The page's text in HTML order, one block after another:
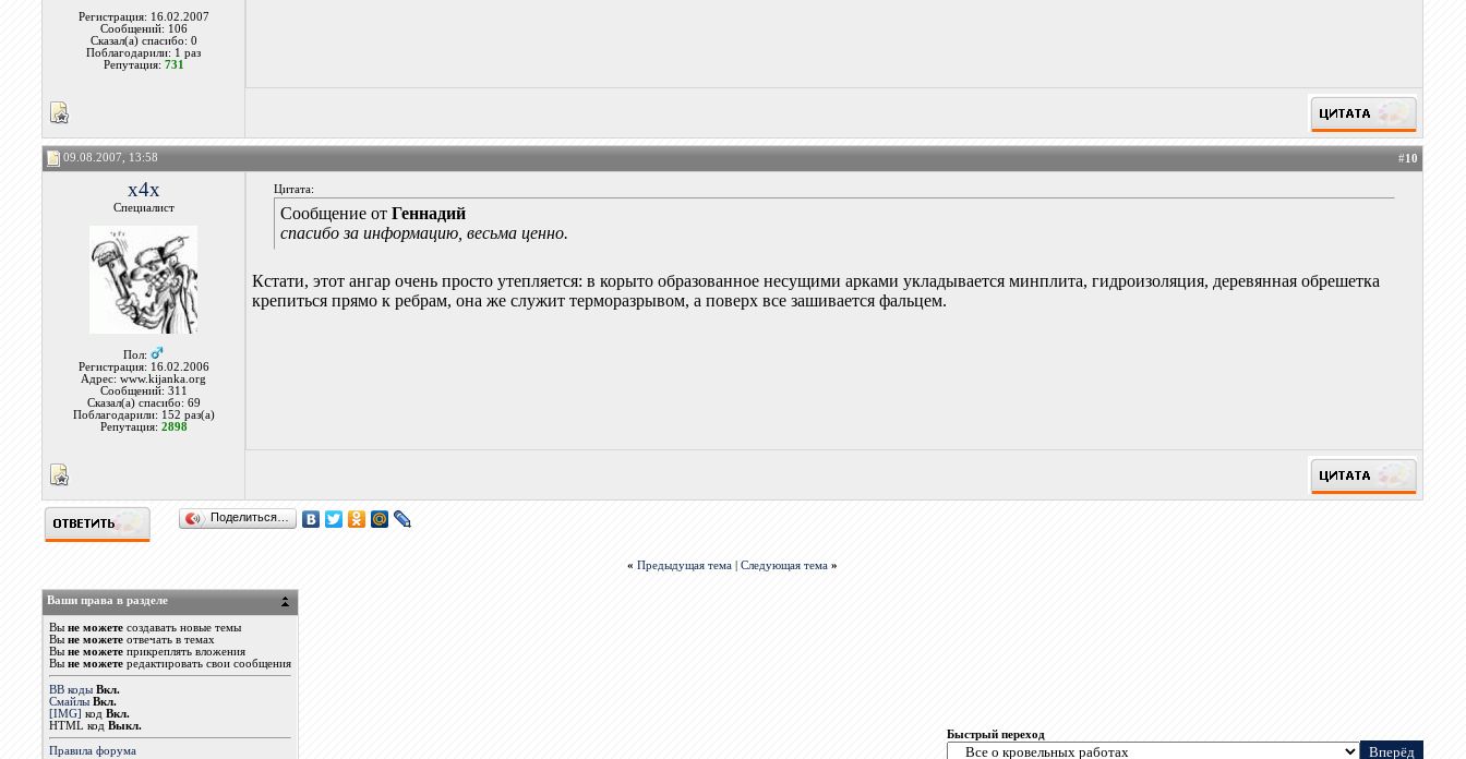
Регистрация: 16.02.2007
Сообщений: 106
Сказал(а) спасибо: 0
Поблагодарили: 1 раз
Репутация: 731
09.08.2007, 13:58 #10
x4x
Специалист
Пол:
Регистрация: 16.02.2006
Адрес: www.kijanka.org
Сообщений: 311
Сказал(а) спасибо: 69
Поблагодарили: 152 раз(а)
Репутация: 2898
Цитата:
Сообщение отГеннадий
спасибо за информацию, весьма ценно.
Кстати, этот ангар очень просто утепляется: в корыто образованное несущими арками укладывается минплита, гидроизоляция, деревянная обрешетка
крепиться прямо к ребрам, она же служит терморазрывом, а поверх все зашивается фальцем.
Поделиться…
« Предыдущая тема |Следующая тема »
Ваши права в разделе
Выне можете создавать новые темы
Выне можете отвечать в темах
Выне можете прикреплять вложения
Выне можете редактировать свои сообщения
BB коды Вкл.
Смайлы Вкл.
[IMG] кодВкл.
HTML кодВыкл.
Правила форума
Быстрый переход